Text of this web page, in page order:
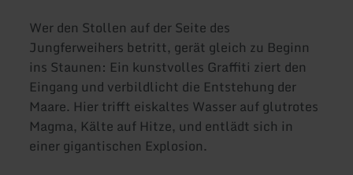
Wer den Stollen auf der Seite des
Jungferweihers betritt, gerät gleich zu Beginn
ins Staunen: Ein kunstvolles Graffiti ziert den
Eingang und verbildlicht die Entstehung der
Maare. Hier trifft eiskaltes Wasser auf glutrotes
Magma, Kälte auf Hitze, und entlädt sich in
einer gigantischen Explosion.